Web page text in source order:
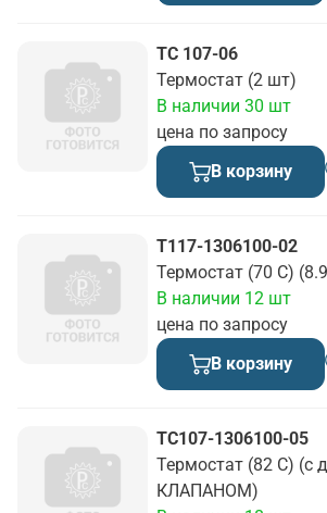
ТС 107-06
Термостат (2 шт)
цена по запросу
В наличии 30 шт
В корзину
Т117-1306100-02
Термостат (70 С)
цена по запросу
В наличии 12 шт
В корзину
ТС107-1306100-05
Термостат (82 С) (с
КЛАПАНОМ)